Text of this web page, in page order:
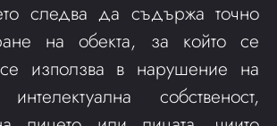
следва да съдържа точно
на обекта, за който се
използва в нарушение на
собственост,